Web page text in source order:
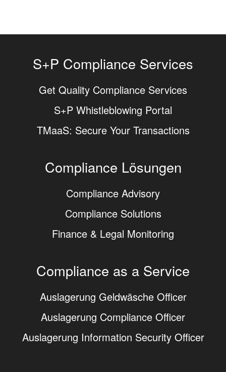
S+P Compliance Services
Get Quality Compliance Services
S+P Whistleblowing Portal
TMaaS: Secure Your Transactions
Compliance Lösungen
Compliance Advisory
Compliance Solutions
Finance & Legal Monitoring
Compliance as a Service
Auslagerung Geldwäsche Officer
Auslagerung Compliance Officer
Auslagerung Information Security Officer